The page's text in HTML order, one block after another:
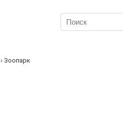
› Зоопарк